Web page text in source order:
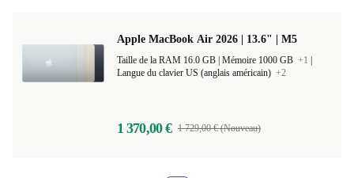
Apple MacBook Air 2026 | 13.6" | M5
Mémoire 1000 GB +1
Langue du clavier US (anglais américain) +2
1 370,00 € 1 729,00 € (Nouveau)